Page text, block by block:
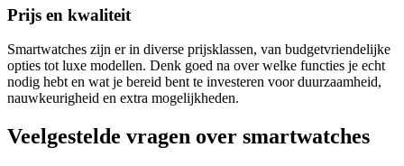
Prijs en kwaliteit
Smartwatches zijn er in diverse prijsklassen, van budgetvriendelijke
opties tot luxe modellen. Denk goed na over welke functies je echt
nodig hebt en wat je bereid bent te investeren voor duurzaamheid,
nauwkeurigheid en extra mogelijkheden.
Veelgestelde vragen over smartwatches